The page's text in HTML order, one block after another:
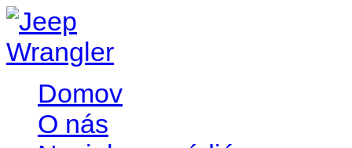
Domov
O nás